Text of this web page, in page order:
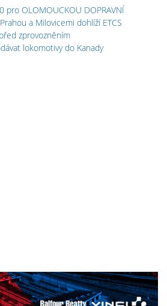
pro OLOMOUCKOU DOPRAVNÍ
a Milovicemi dohlíží ETCS
zprovozněním
lokomotivy do Kanady